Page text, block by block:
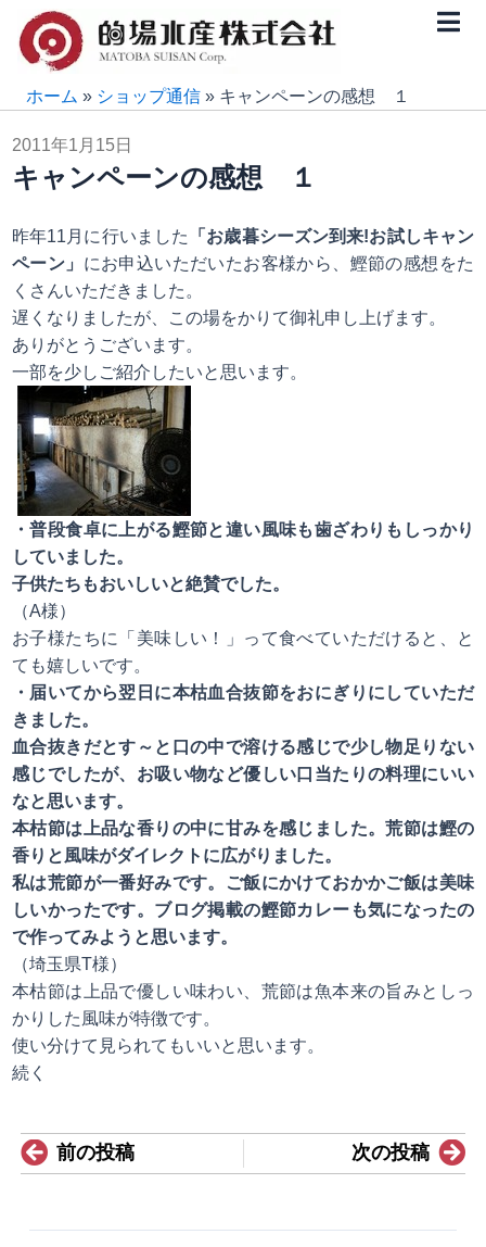
ッ
プ
ホーム » ショップ通信 » キャンペーンの感想 １
2011年1月15日
キャンペーンの感想 １
昨年11月に行いました
「お歳暮シーズン到来!お試しキャン
ペーン」 にお申込いただいたお客様から、鰹節の感想をた
くさんいただきました。
遅くなりましたが、この場をかりて御礼申し上げます。
ありがとうございます。
一部を少しご紹介したいと思います。
・普段食卓に上がる鰹節と違い風味も歯ざわりもしっかり
していました。
子供たちもおいしいと絶賛でした。
（A様）
お子様たちに「美味しい！」って食べていただけると、と
ても嬉しいです。
・届いてから翌日に本枯血合抜節をおにぎりにしていただ
きました。
血合抜きだとす～と口の中で溶ける感じで少し物足りない
感じでしたが、お吸い物など優しい口当たりの料理にいい
なと思います。
本枯節は上品な香りの中に甘みを感じました。荒節は鰹の
香りと風味がダイレクトに広がりました。
私は荒節が一番好みです。ご飯にかけておかかご飯は美味
しいかったです。ブログ掲載の鰹節カレーも気になったの
で作ってみようと思います。
（埼玉県T様）
本枯節は上品で優しい味わい、荒節は魚本来の旨みとしっ
かりした風味が特徴です。
使い分けて見られてもいいと思います。
続く
Prev
前の投稿 次の投稿